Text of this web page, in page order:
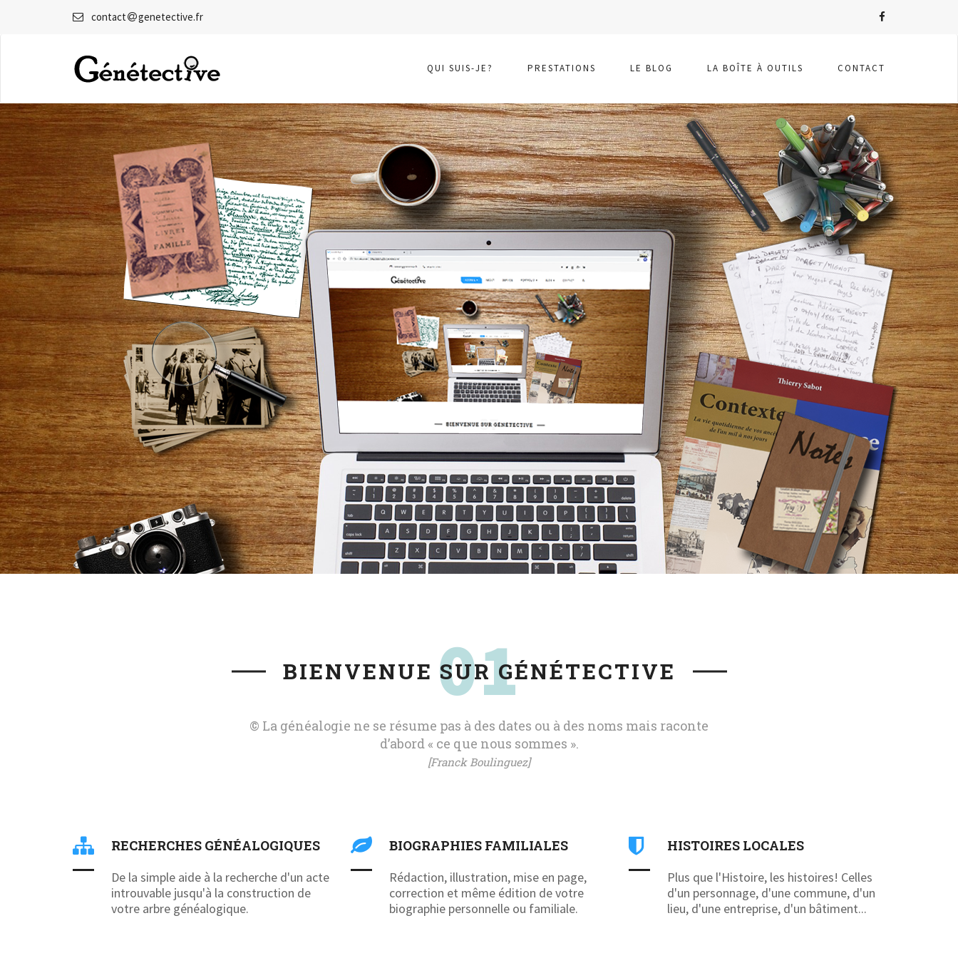
Topcontact genetective.fr
QUI SUIS-JE? PRESTATIONS LE BLOG LA BOÎTE À OUTILS CONTACT
BIENVENUE SUR GÉNÉTECTIVE
01
© La généalogie ne se résume pas à des dates ou à des noms mais raconte
d’abord « ce que nous sommes ».
[Franck Boulinguez]
RECHERCHES GÉNÉALOGIQUES
De la simple aide à la recherche d'un acte
introuvable jusqu'à la construction de
votre arbre généalogique.
BIOGRAPHIES FAMILIALES
Rédaction, illustration, mise en page,
correction et même édition de votre
biographie personnelle ou familiale.
HISTOIRES LOCALES
Plus que l'Histoire, les histoires! Celles
d'un personnage, d'une commune, d'un
lieu, d'une entreprise, d'un bâtiment...